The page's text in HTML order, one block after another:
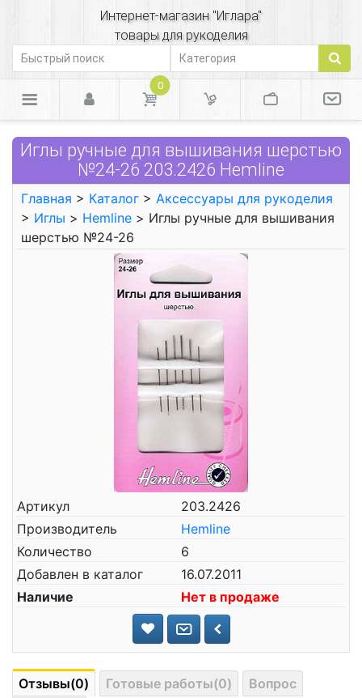
Интернет-магазин "Иглара"
товары для рукоделия
0
Иглы ручные для вышивания шерстью
№24-26 203.2426 Hemline
Главная > Каталог > Аксессуары для рукоделия
> Иглы > Hemline > Иглы ручные для вышивания
шерстью №24-26
Артикул
203.2426
Производитель
Hemline
Количество
6
Добавлен в каталог
16.07.2011
Наличие
Нет в продаже
Отзывы(0) Готовые работы(0)
Вопрос